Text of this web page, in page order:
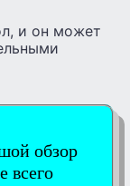
и он может
обзор
всего